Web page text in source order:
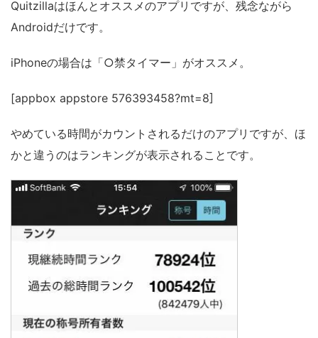
Quitzillaはほんとオススメのアプリですが、残念ながら
Androidだけです。
iPhoneの場合は「○禁タイマー」がオススメ。
[appbox appstore 576393458?mt=8]
やめている時間がカウントされるだけのアプリですが、ほ
かと違うのはランキングが表示されることです。